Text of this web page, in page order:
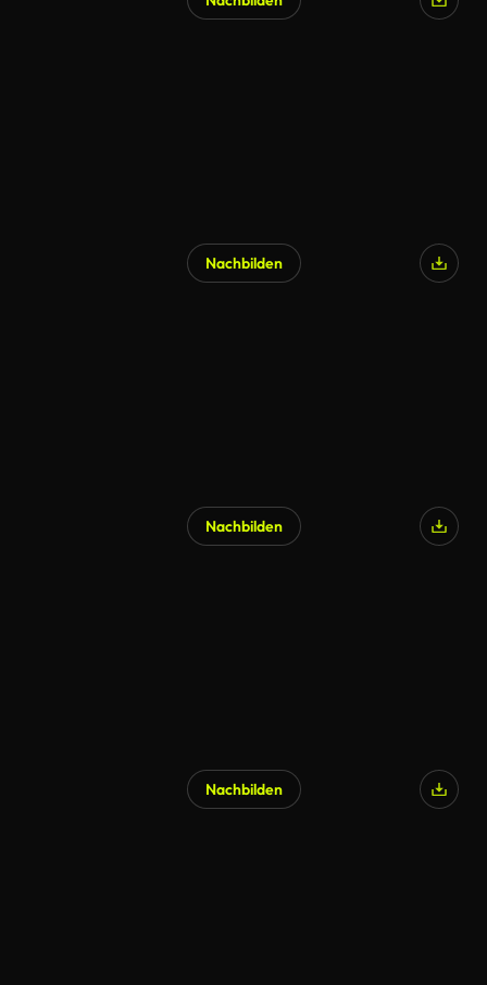
Nachbilden
Nachbilden
Nachbilden